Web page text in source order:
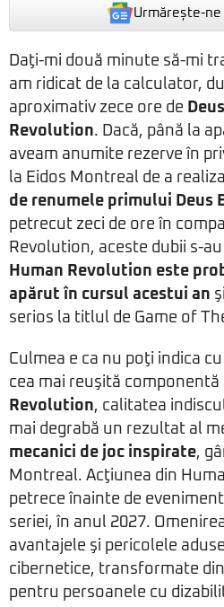
Urmărește-
Daţi-mi două minute să-mi
am ridicat de la calculator,
aproximativ zece ore de
Revolution. Dacă, până la
aveam anumite rezerve în
la Eidos Montreal de a realiza
de renumele primului Deus
petrecut zeci de ore în
Revolution, aceste dubii s-
Human Revolution este
apărut în cursul acestui an
serios la titlul de Game of
Culmea e ca nu poţi indica
cea mai reuşită componentă
Revolution, calitatea
mai degrabă un rezultat al
mecanici de joc inspirate,
Montreal. Acţiunea din
petrece înainte de
seriei, în anul 2027.
avantajele şi pericolele
cibernetice, transformate
pentru persoanele cu